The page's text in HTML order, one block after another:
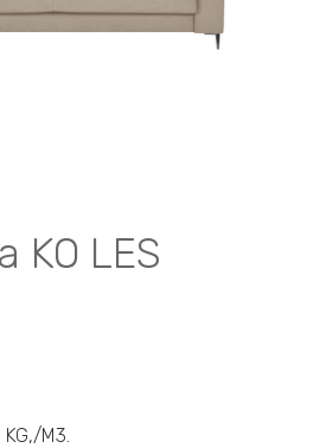
KO LES
M3.